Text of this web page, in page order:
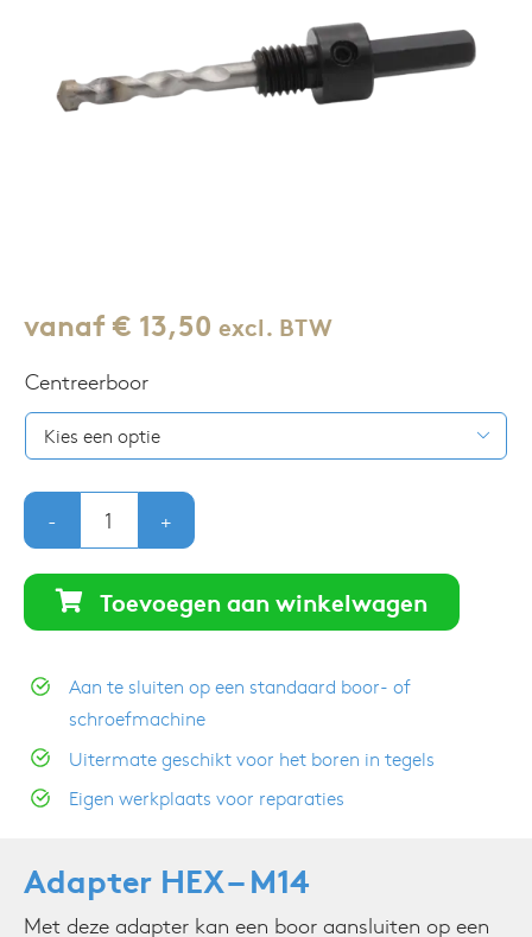
Onze winkel
vanaf€ 13,50 excl. BTW
Centreerboor

HEX
M14
aantal
Toevoegen aan winkelwagen
Aan te sluiten op een standaard boor- of
schroefmachine
Uitermate geschikt voor het boren in tegels
Eigen werkplaats voor reparaties
Adapter HEX – M14
Met deze adapter kan een boor aansluiten op een